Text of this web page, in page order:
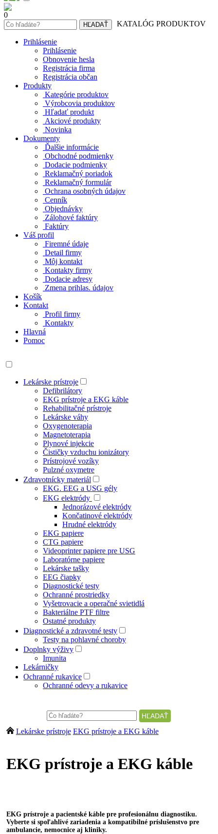
0
KATALÓG PRODUKTOV
Prihlásenie
Prihlásenie
Obnovenie hesla
Registrácia firma
Registrácia občan
Produkty
Kategórie produktov
Výrobcovia produktov
Hľadať produkt
Akciové produkty
Novinka
Dokumenty
Ďalšie informácie
Obchodné podmienky
Dodacie podmienky
Reklamačný poriadok
Reklamačný formulár
Ochrana osobných údajov
Cenník
Objednávky
Zálohové faktúry
Faktúry
Váš profil
Firemné údaje
Detail firmy
Môj kontakt
Kontakty firmy
Dodacie adresy
Zmena prihlas. údajov
Košík
Kontakt
Profil firmy
Kontakty
Hlavná
Pomoc
Lekárske prístroje
Defibrilátory
EKG prístroje a EKG káble
Rehabilitačné prístroje
Lekárske váhy
Oxygenoterapia
Magnetoterapia
Plynové injekcie
Čističky vzduchu ionizátory
Prístrojové vozíky
Pulzné oxymetre
Zdravotnícky materiál
EKG. EEG a USG gély
EKG elektródy
Jednorázové elektródy
Končatinové elektródy
Hrudné elektródy
EKG papiere
CTG papiere
Videoprinter papiere pre USG
Laboratórne papiere
Lekárske tašky
EEG čiapky
Diagnostické testy
Ochranné prostriedky
Vyšetrovacie a operačné svietidlá
Bakteriálne PTF filtre
Ostatné produkty
Diagnostické a zdravotné testy
Testy na pohlavné choroby
Doplnky výživy
Imunita
Lekárničky
Ochranné rukavice
Ochranné odevy a rukavice
Lekárske prístroje EKG prístroje a EKG káble
EKG prístroje a EKG káble
EKG prístroje a pacientské káble pre profesionálnu diagnostiku.
Vyberte si spoľahlivé zariadenia a kompatibilné príslušenstvo pre
ambulancie, nemocnice aj kliniky.